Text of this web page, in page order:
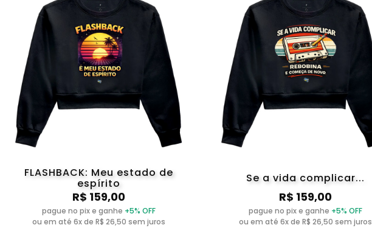
FLASHBACK: Meu estado de
espírito
R$ 159,00
pague no pix e ganhe +5% OFF
ou em até 6x de R$ 26,50 sem juros
Se a vida complicar...
R$ 159,00
pague no pix e ganhe +5% OFF
ou em até 6x de R$ 26,50 sem juros